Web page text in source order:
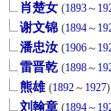
肖楚女 (1893～
谢文锦 (1894～
潘忠汝 (1906～
雷晋乾 (1898～
熊雄 (1892～ 1927)
刘翰章 (1894～